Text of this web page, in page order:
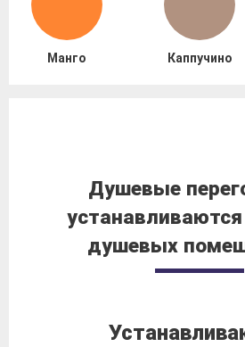
Манго Каппучино
Душевые
душевых